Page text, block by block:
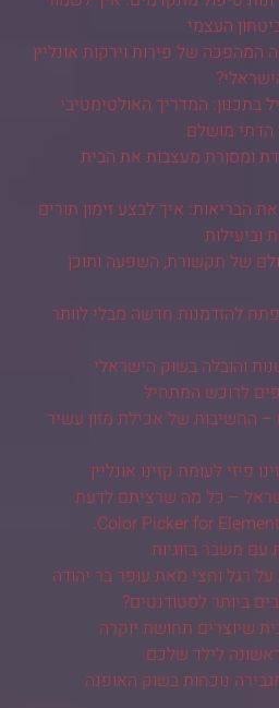
העצמי
של פירות וירקות אונליין
המדריך האולטימטיבי
הדתי מושלם
ומסורת מעצבות את הבית
הבריאות: איך לבצע זימון תורים
וביעילות
של תקשורת, השפעה ותוכן
להזדמנות חדשה מבלי לוותר
והובלה בשוק הישראלי
– החשיבות של אכילת מזון עשיר
פיזי לעומת קזינו אונליין
– כל מה שרציתם לדעת
Color Picker for
על רגל וחצי מאת עופר בר יהודה
ביותר לסטודנטים?
שיוצרים תחושת יוקרה
לילד שלכם
נוכחות בשוק האופנה